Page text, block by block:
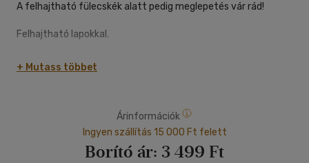
A felhajtható fülecskék alatt pedig meglepetés vár rád!
Felhajtható lapokkal.
Felfedezőkönyv a legkisebbeknek
- Állatok és élőhelyük bemutatása
+ Mutass többet
Árinformációk
Ingyen szállítás 15 000 Ft felett
Borító ár: 3 499 Ft